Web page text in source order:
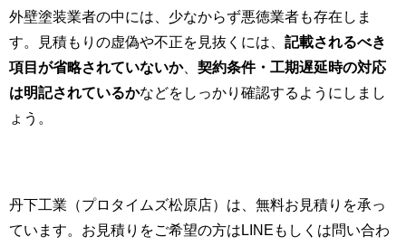
外壁塗装業者の中には、少なからず悪徳業者も存在しま
す。見積もりの虚偽や不正を見抜くには、 記載されるべき
項目が省略されていないか、 契約条件・工期遅延時の対応
は明記されているかなどをしっかり確認するようにしまし
ょう。
丹下工業（プロタイムズ松原店）は、無料お見積りを承っ
ています。お見積りをご希望の方はLINEもしくは問い合わ